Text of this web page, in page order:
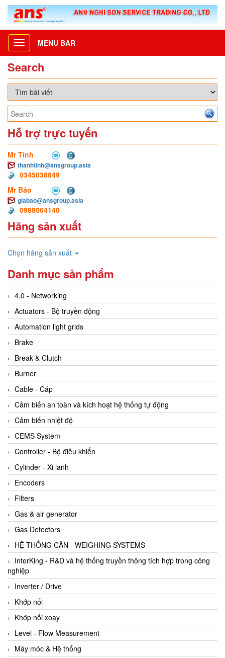
Toggle
navigation
MENU BAR
Search
Hỗ trợ trực tuyến
Mr Tính
thanhtinh@ansgroup.asia
0345038849
Mr Bảo
giabao@ansgroup.asia
0988064140
Hãng sản xuất
Chọn hãng sản xuất
Danh mục sản phẩm
4.0 - Networking
Actuators - Bộ truyền động
Automation light grids
Brake
Break & Clutch
Burner
Cable - Cáp
Cảm biến an toàn và kích hoạt hệ thống tự động
Cảm biến nhiệt độ
CEMS System
Controller - Bộ điều khiển
Cylinder - Xi lanh
Encoders
Filters
Gas & air generator
Gas Detectors
HỆ THỐNG CÂN - WEIGHING SYSTEMS
InterKing - R&D và hệ thống truyền thông tích hợp trong công
nghiệp
Inverter / Drive
Khớp nối
Khớp nối xoay
Level - Flow Measurement
Máy móc & Hệ thống